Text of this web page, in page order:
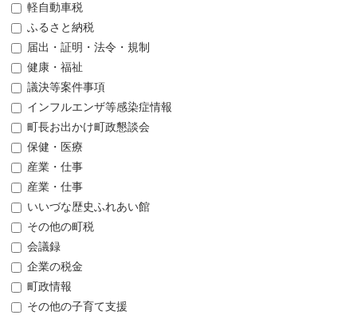
軽自動車税
ふるさと納税
届出・証明・法令・規制
健康・福祉
議決等案件事項
インフルエンザ等感染症情報
町長お出かけ町政懇談会
保健・医療
産業・仕事
産業・仕事
いいづな歴史ふれあい館
その他の町税
会議録
企業の税金
町政情報
その他の子育て支援